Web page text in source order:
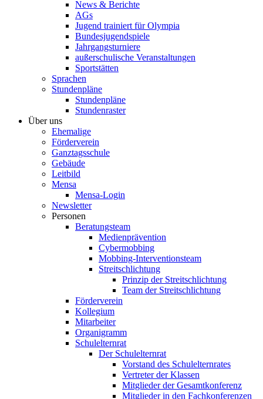
News & Berichte
AGs
Jugend trainiert für Olympia
Bundesjugendspiele
Jahrgangsturniere
außerschulische Veranstaltungen
Sportstätten
Sprachen
Stundenpläne
Stundenpläne
Stundenraster
Über uns
Ehemalige
Förderverein
Ganztagsschule
Gebäude
Leitbild
Mensa
Mensa-Login
Newsletter
Personen
Beratungsteam
Medienprävention
Cybermobbing
Mobbing-Interventionsteam
Streitschlichtung
Prinzip der Streitschlichtung
Team der Streitschlichtung
Förderverein
Kollegium
Mitarbeiter
Organigramm
Schulelternrat
Der Schulelternrat
Vorstand des Schulelternrates
Vertreter der Klassen
Mitglieder der Gesamtkonferenz
Mitglieder in den Fachkonferenzen